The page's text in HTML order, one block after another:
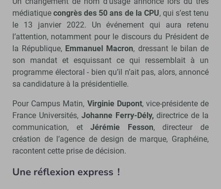
médiatiquecongrès des 50 ans de la CPU, qui s’est tenu
le 13 janvier 2022. Un événement qui aura retenu
l’attention, notamment pour le discours du Président de
la République, Emmanuel Macron, dressant le bilan de
son mandat et esquissant ce qui ressemblait à un
programme électoral - bien qu’il n’ait pas, alors, annoncé
sa candidature à la présidentielle.
Pour Campus Matin, Virginie Dupont, vice-présidente de
France Universités,Johanne Ferry-Dély, directrice de la
communication, etJérémie Fesson, directeur de
création de l’agence de design de marque, Graphéine,
racontent cette prise de décision.
Une réflexion express !